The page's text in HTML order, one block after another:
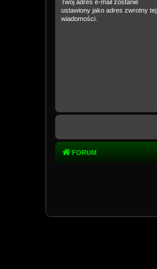
Twój adres e-mail zostanie
ustawiony jako adres zwrotny tej
wiadomości.
FORUM